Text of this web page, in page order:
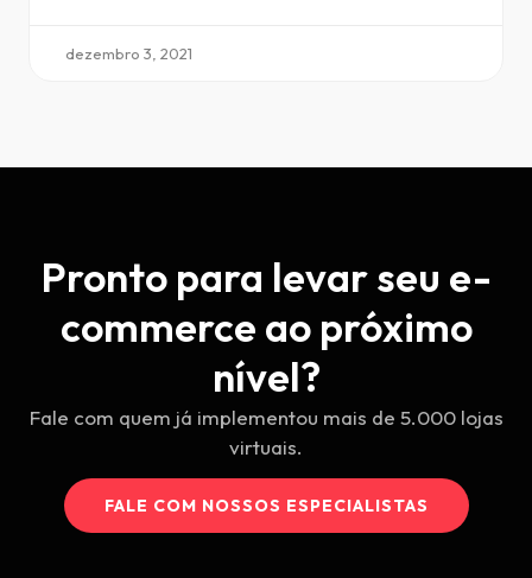
dezembro 3, 2021
Pronto para levar seu e-
commerce ao próximo
nível?
Fale com quem já implementou mais de 5.000 lojas
virtuais.
FALE COM NOSSOS ESPECIALISTAS